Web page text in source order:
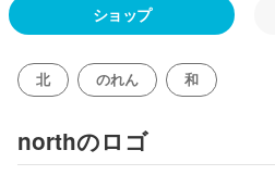
ショップ
北 のれん 和
northのロゴ